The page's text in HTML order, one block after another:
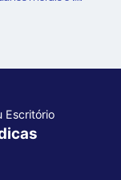
Escritório